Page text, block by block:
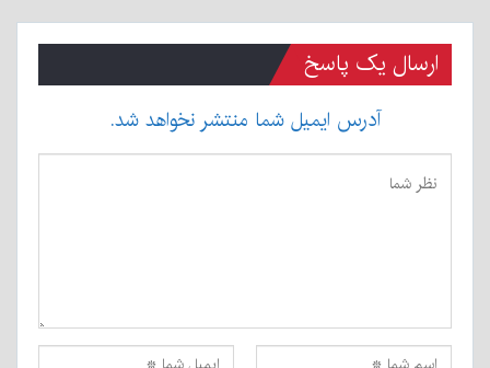
ارسال یک پاسخ
آدرس ایمیل شما منتشر نخواهد شد.